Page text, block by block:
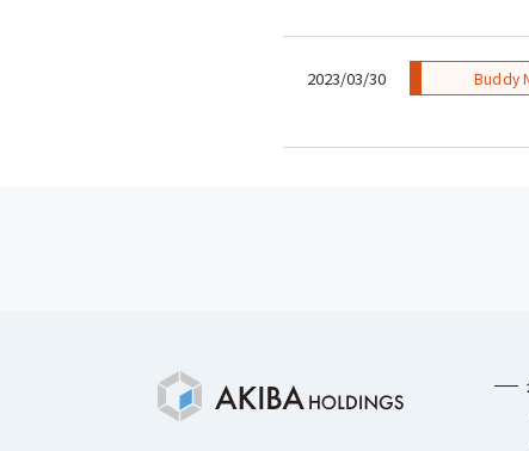
2023/03/30 Buddy